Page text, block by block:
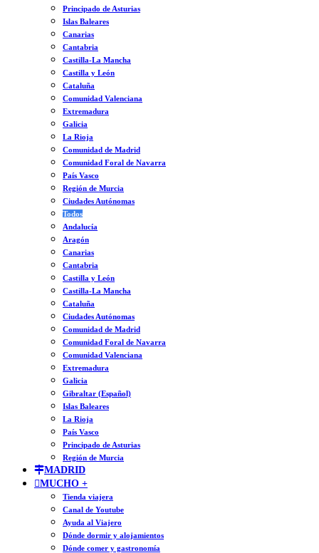
Principado de Asturias
Islas Baleares
Canarias
Cantabria
Castilla-La Mancha
Castilla y León
Cataluña
Comunidad Valenciana
Extremadura
Galicia
La Rioja
Comunidad de Madrid
Comunidad Foral de Navarra
País Vasco
Región de Murcia
Ciudades Autónomas
Todos
Andalucía
Aragón
Canarias
Cantabria
Castilla y León
Castilla-La Mancha
Cataluña
Ciudades Autónomas
Comunidad de Madrid
Comunidad Foral de Navarra
Comunidad Valenciana
Extremadura
Galicia
Gibraltar (Español)
Islas Baleares
La Rioja
País Vasco
Principado de Asturias
Región de Murcia
MADRID
MUCHO +
Tienda viajera
Canal de Youtube
Ayuda al Viajero
Dónde dormir y alojamientos
Dónde comer y gastronomía